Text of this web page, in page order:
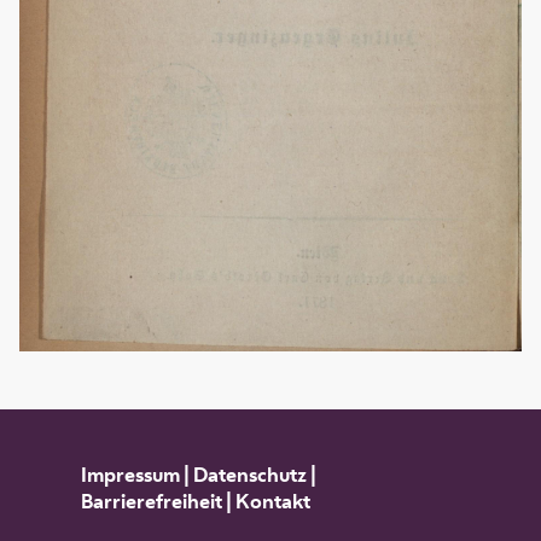
Impressum| Datenschutz|
Barrierefreiheit| Kontakt